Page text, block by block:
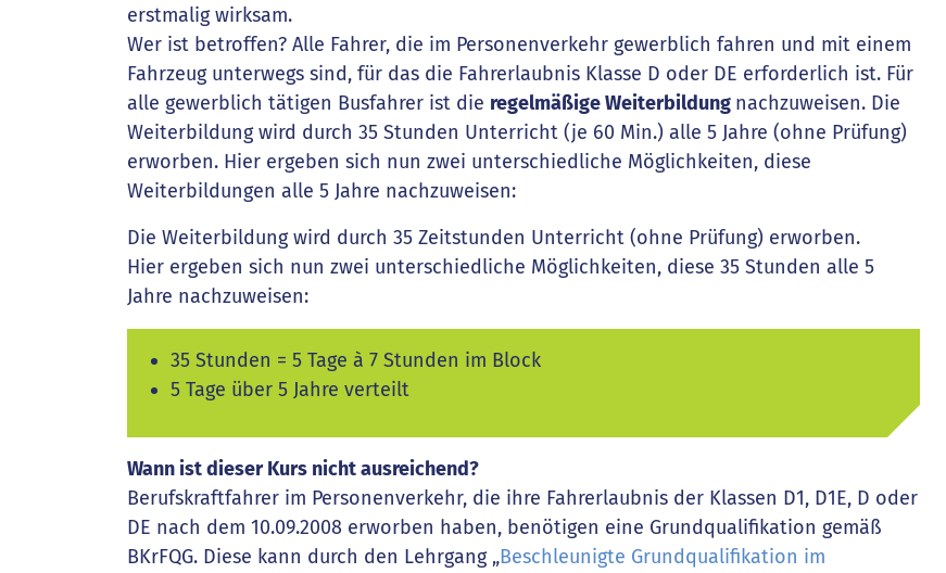
erstmalig wirksam.
Wer ist betroffen? Alle Fahrer, die im Personenverkehr gewerblich fahren und mit einem
Fahrzeug unterwegs sind, für das die Fahrerlaubnis Klasse D oder DE erforderlich ist. Für
alle gewerblich tätigen Busfahrer ist die regelmäßige Weiterbildung nachzuweisen. Die
Weiterbildung wird durch 35 Stunden Unterricht (je 60 Min.) alle 5 Jahre (ohne Prüfung)
erworben. Hier ergeben sich nun zwei unterschiedliche Möglichkeiten, diese
Weiterbildungen alle 5 Jahre nachzuweisen:
Die Weiterbildung wird durch 35 Zeitstunden Unterricht (ohne Prüfung) erworben.
Hier ergeben sich nun zwei unterschiedliche Möglichkeiten, diese 35 Stunden alle 5
Jahre nachzuweisen:
35 Stunden = 5 Tage à 7 Stunden im Block
5 Tage über 5 Jahre verteilt
Wann ist dieser Kurs nicht ausreichend?
Berufskraftfahrer im Personenverkehr, die ihre Fahrerlaubnis der Klassen D1, D1E, D oder
DE nach dem 10.09.2008 erworben haben, benötigen eine Grundqualifikation gemäß
BKrFQG. Diese kann durch den Lehrgang „Beschleunigte Grundqualifikation im